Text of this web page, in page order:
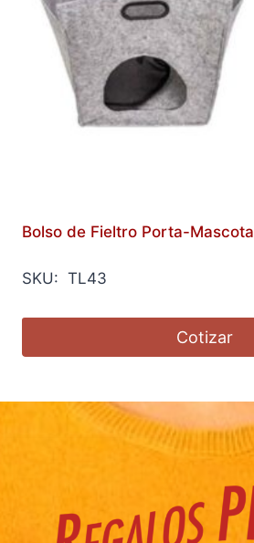
Bolso de Fieltro Porta-Mascota
SKU: TL43
Cotizar